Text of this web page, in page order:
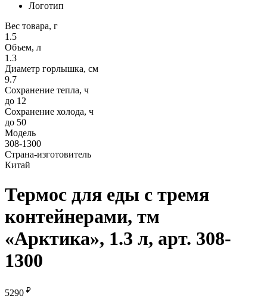
Логотип
Вес товара, г
1.5
Объем, л
1.3
Диаметр горлышка, см
9.7
Сохранение тепла, ч
до 12
Сохранение холода, ч
до 50
Модель
308-1300
Страна-изготовитель
Китай
Термос для еды с тремя
контейнерами, тм
«Арктика», 1.3 л, арт. 308-
1300
5290 ₽